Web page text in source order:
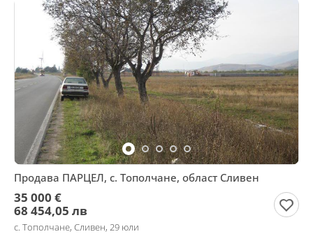
Продава ПАРЦЕЛ, с. Тополчане, област Сливен
35 000 €
68 454,05 лв
с. Тополчане, Сливен, 29 юли